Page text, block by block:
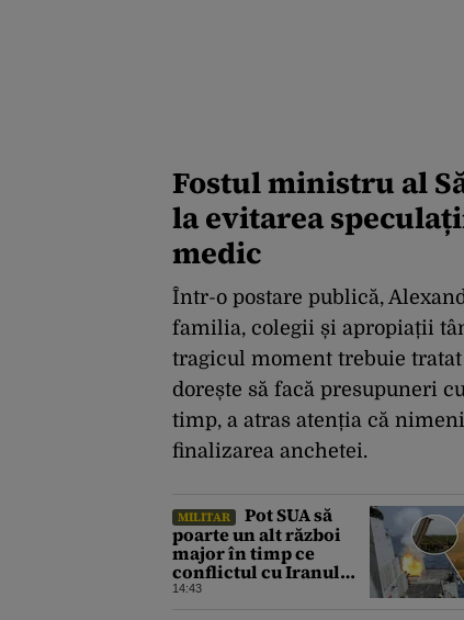
Fostul ministru al
la evitarea
medic
Într-o postare publică,
familia, colegii și apropiații
tragicul moment trebuie
dorește să facă presupuneri
timp, a atras atenția că
finalizarea anchetei.
MILITAR
Pot SUA să
poarte un alt război
major în timp ce
conflictul cu Iranul
epuizează stocurile de
14:43